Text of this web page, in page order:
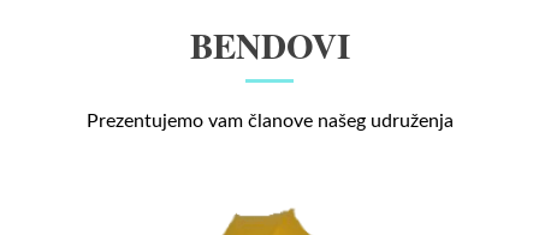
BENDOVI
Prezentujemo vam članove našeg udruženja